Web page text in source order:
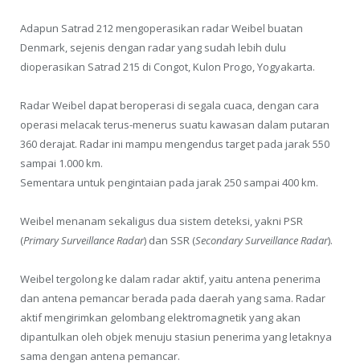
Adapun Satrad 212 mengoperasikan radar Weibel buatan
Denmark, sejenis dengan radar yang sudah lebih dulu
dioperasikan Satrad 215 di Congot, Kulon Progo, Yogyakarta.
Radar Weibel dapat beroperasi di segala cuaca, dengan cara
operasi melacak terus-menerus suatu kawasan dalam putaran
360 derajat. Radar ini mampu mengendus target pada jarak 550
sampai 1.000 km.
Sementara untuk pengintaian pada jarak 250 sampai 400 km.
Weibel menanam sekaligus dua sistem deteksi, yakni PSR
(Primary Surveillance Radar) dan SSR (Secondary Surveillance Radar).
Weibel tergolong ke dalam radar aktif, yaitu antena penerima
dan antena pemancar berada pada daerah yang sama. Radar
aktif mengirimkan gelombang elektromagnetik yang akan
dipantulkan oleh objek menuju stasiun penerima yang letaknya
sama dengan antena pemancar.